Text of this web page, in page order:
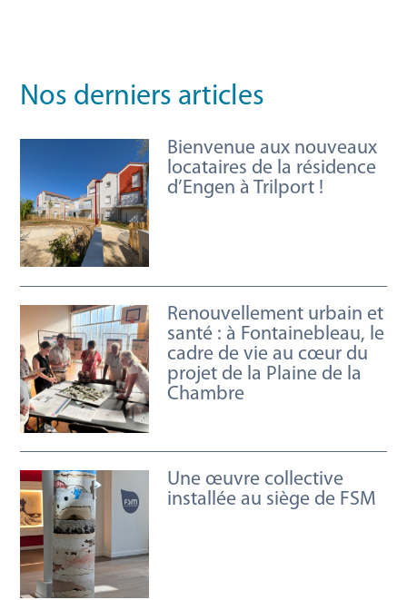
Nos derniers articles
Bienvenue aux nouveaux
locataires de la résidence
d’Engen à Trilport !
Renouvellement urbain et
santé : à Fontainebleau, le
cadre de vie au cœur du
projet de la Plaine de la
Chambre
Une œuvre collective
installée au siège de FSM